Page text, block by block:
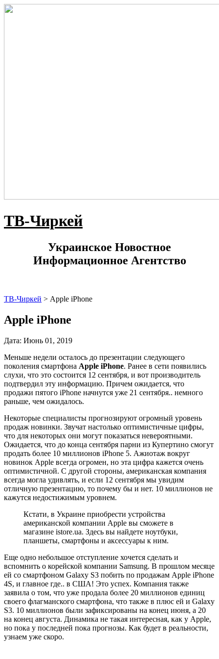
ТВ-Чиркей
Украинское Новостное
Информационное Агентство
ТВ-Чиркей > Apple iPhone
Apple iPhone
Дата: Июнь 01, 2019
Меньше недели осталось до презентации следующего
поколения смартфона Apple iPhone. Ранее в сети появились
слухи, что это состоится 12 сентября, и вот производитель
подтвердил эту информацию. Причем ожидается, что
продажи пятого iPhone начнутся уже 21 сентября.. немного
раньше, чем ожидалось.
Некоторые специалисты прогнозируют огромный уровень
продаж новинки. Звучат настолько оптимистичные цифры,
что для некоторых они могут показаться невероятными.
Ожидается, что до конца сентября парни из Купертино смогут
продать более 10 миллионов iPhone 5. Ажиотаж вокруг
новинок Apple всегда огромен, но эта цифра кажется очень
оптимистичной. С другой стороны, американская компания
всегда могла удивлять, и если 12 сентября мы увидим
отличную презентацию, то почему бы и нет. 10 миллионов не
кажутся недостижимым уровнем.
Кстати, в Украине приобрести устройства
американской компании Apple вы сможете в
магазине istore.ua. Здесь вы найдете ноутбуки,
планшеты, смартфоны и аксессуары к ним.
Еще одно небольшое отступление хочется сделать и
вспомнить о корейской компании Samsung. В прошлом месяце
ей со смартфоном Galaxy S3 побить по продажам Apple iPhone
4S, и главное где.. в США! Это успех. Компания также
заявила о том, что уже продала более 20 миллионов единиц
своего флагманского смартфона, что также в плюс ей и Galaxy
S3. 10 миллионов были зафиксированы на конец июня, а 20
на конец августа. Динамика не такая интересная, как у Apple,
но пока у последней пока прогнозы. Как будет в реальности,
узнаем уже скоро.